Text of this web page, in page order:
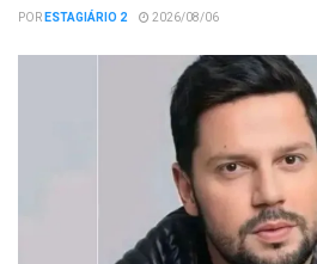
PORESTAGIÁRIO 2 2026/08/06